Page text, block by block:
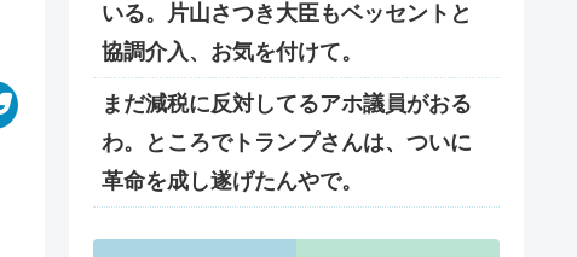
いる。片山さつき大臣もベッセントと
協調介入、お気を付けて。
まだ減税に反対してるアホ議員がおる
わ。ところでトランプさんは、ついに
革命を成し遂げたんやで。